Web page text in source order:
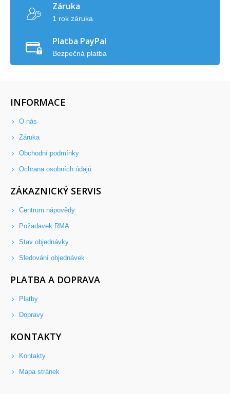
Záruka
1 rok záruka
Platba PayPal
Bezpečná platba
INFORMACE
O nás
Záruka
Obchodní podmínky
Ochrana osobních údajů
ZÁKAZNICKÝ SERVIS
Centrum nápovědy
Požadavek RMA
Stav objednávky
Sledování objednávek
PLATBA A DOPRAVA
Platby
Dopravy
KONTAKTY
Kontakty
Mapa stránek